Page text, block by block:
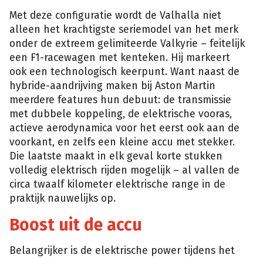
Met deze configuratie wordt de Valhalla niet
alleen het krachtigste seriemodel van het merk
onder de extreem gelimiteerde Valkyrie – feitelijk
een F1-racewagen met kenteken. Hij markeert
ook een technologisch keerpunt. Want naast de
hybride-aandrijving maken bij Aston Martin
meerdere features hun debuut: de transmissie
met dubbele koppeling, de elektrische vooras,
actieve aerodynamica voor het eerst ook aan de
voorkant, en zelfs een kleine accu met stekker.
Die laatste maakt in elk geval korte stukken
volledig elektrisch rijden mogelijk – al vallen de
circa twaalf kilometer elektrische range in de
praktijk nauwelijks op.
Boost uit de accu
Belangrijker is de elektrische power tijdens het